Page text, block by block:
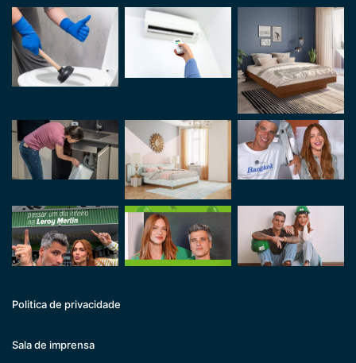
Politica de privacidade
Sala de imprensa